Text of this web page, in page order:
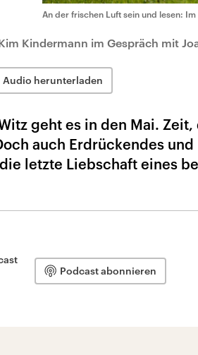
An der frischen Luft sein und lesen:
Kindermann im Gespräch mit
Audio herunterladen
geht es in den Mai.
auch Erdrückendes
letzte Liebschaft eines
Podcast abonnieren